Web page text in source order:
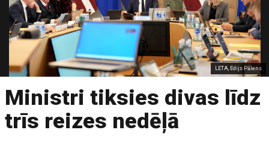
LETA, Edijs Pālens
Ministri tiksies divas līdz
trīs reizes nedēļā